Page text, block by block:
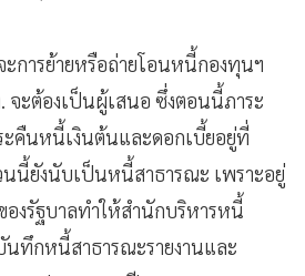
การย้ายหรือถ่ายโอนหนี้กองทุนฯ
ะต้องเป็นผู้เสนอ ซึ่งตอนนี้ภาระ
ะคืนหนี้เงินต้นและดอกเบี้ยอยู่ที่
ยังนับเป็นหนี้สาธารณะ เพราะอยู่
องรัฐบาลทำให้สำนักบริหารหนี้
ทึกหนี้สาธารณะรายงานและ